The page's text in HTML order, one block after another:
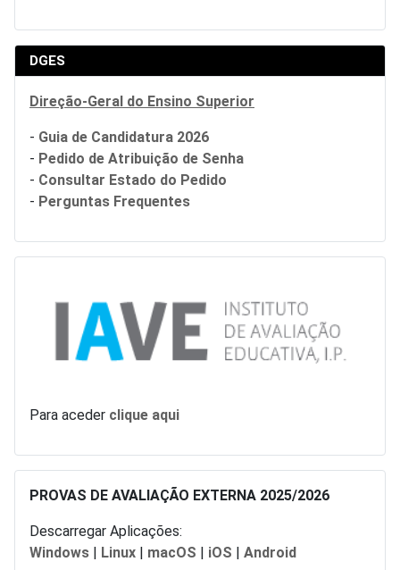
DGES
Direção-Geral do Ensino Superior
- Guia de Candidatura 2026
- Pedido de Atribuição de Senha
- Consultar Estado do Pedido
- Perguntas Frequentes
Para aceder clique aqui
PROVAS DE AVALIAÇÃO EXTERNA 2025/2026
Descarregar Aplicações:
Windows
Linux macOS iOS Android